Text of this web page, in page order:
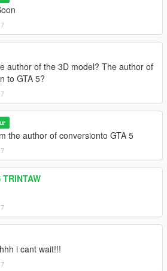
author of the 3D model? The author of
to GTA 5?
the author of conversionto GTA 5
i cant wait!!!